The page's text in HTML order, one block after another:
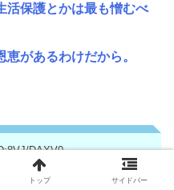
活保護とかは最も憎むべ
があるわけだから。
DAXV0
トップ サイドバー